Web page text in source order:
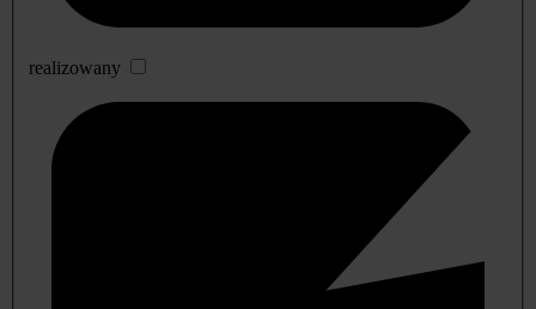
realizowany